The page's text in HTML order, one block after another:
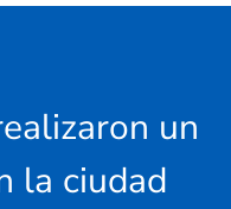
un
la ciudad